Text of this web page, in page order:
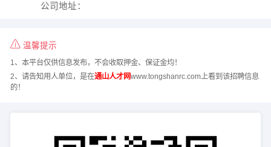
公司地址：
温馨提示
1、本平台仅供信息发布，不会收取押金、保证金均！
2、请告知用人单位，是在通山人才网www.tongshanrc.com上看到该招聘信息
的！